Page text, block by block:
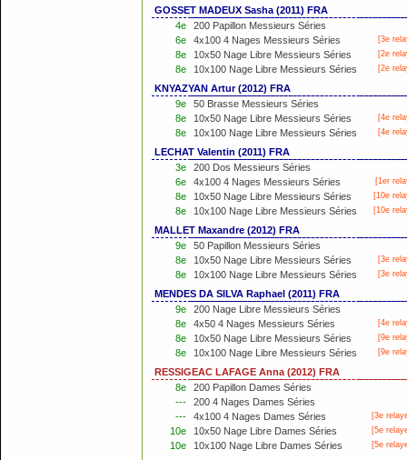
GOSSET MADEUX Sasha (2011) FRA
4e
200 Papillon Messieurs Séries
6e
4x100 4 Nages Messieurs Séries [3e
8e 10x50 Nage Libre Messieurs Séries [2e
8e 10x100 Nage Libre Messieurs Séries [2e
KNYAZYAN Artur (2012) FRA
9e
50 Brasse Messieurs Séries
8e
10x50 Nage Libre Messieurs Séries [4e
8e 10x100 Nage Libre Messieurs Séries [4e
LECHAT Valentin (2011) FRA
3e
200 Dos Messieurs Séries
6e
4x100 4 Nages Messieurs Séries [1er
8e 10x50 Nage Libre Messieurs Séries [10e
8e 10x100 Nage Libre Messieurs Séries [10e
MALLET Maxandre (2012) FRA
9e
50 Papillon Messieurs Séries
8e
10x50 Nage Libre Messieurs Séries [3e
8e 10x100 Nage Libre Messieurs Séries [3e
MENDES DA SILVA Raphael (2011) FRA
9e
200 Nage Libre Messieurs Séries
8e
4x50 4 Nages Messieurs Séries [4e
8e 10x50 Nage Libre Messieurs Séries [9e
8e 10x100 Nage Libre Messieurs Séries [9e
RESSIGEAC LAFAGE Anna (2012) FRA
8e
200 Papillon Dames Séries
---
200 4 Nages Dames Séries
---
4x100 4 Nages Dames Séries [3e
10e 10x50 Nage Libre Dames Séries [5e
10e 10x100 Nage Libre Dames Séries [5e